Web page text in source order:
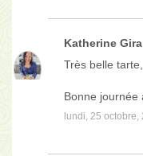
Katherine
Très belle
Bonne journée
lundi, 25 octobre,